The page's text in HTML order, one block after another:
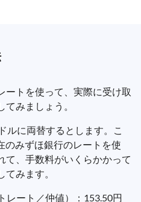
ートを使って、実際に受け取
みましょう。
ルに両替するとします。こ
のみずほ銀行のレートを使
て、手数料がいくらかかって
みます。
レート／仲値）：153.50円